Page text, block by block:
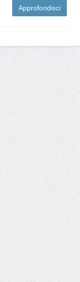
Approfondisci